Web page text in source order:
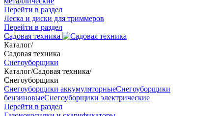
Перейти в раздел
Леска и диски для триммеров
Перейти в раздел
Садовая техника
Каталог/
Садовая техника
Снегоуборщики
Каталог/Садовая техника/
Снегоуборщики
Снегоуборщики аккумуляторныеСнегоуборщики
бензиновыеСнегоуборщики электрические
Перейти в раздел